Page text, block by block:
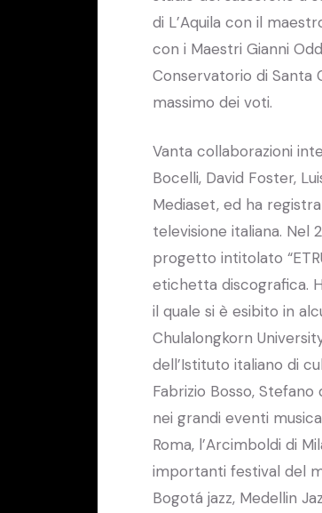
di L’Aquila con il
con i Maestri Gianni
Conservatorio di Santa
massimo dei voti.
Vanta collaborazioni
Bocelli, David Foster,
Mediaset, ed ha
televisione italiana. Nel
progetto intitolato
etichetta discografica.
il quale si è esibito in
Chulalongkorn
dell’Istituto italiano di
Fabrizio Bosso,
nei grandi eventi
Roma, l’Arcimboldi di
importanti festival del
Bogotá jazz, Medellin